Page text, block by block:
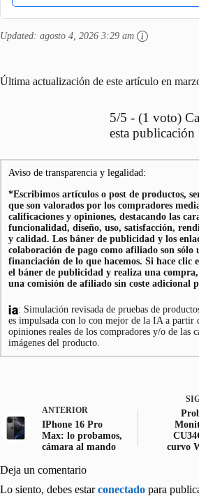
Updated: agosto 4, 2026 3:29 am
Última actualización de este artículo en
5/5 - (1 voto)
esta publicación
Aviso de transparencia y legalidad:
*Escribimos artículos o post de productos,
que son valorados por los compradores
calificaciones y opiniones, destacando las
funcionalidad, diseño, uso, satisfacción,
y calidad. Los báner de publicidad y los
colaboración de pago como afiliado son sólo
financiación de lo que hacemos. Si hace clic
el báner de publicidad y realiza una
una comisión de afiliado sin coste adicional
: Simulación revisada de pruebas de
es impulsada con lo con mejor de la IA a partir
opiniones reales de los compradores y/o de las
imágenes del producto.
ANTERIOR
IPhone 16 Pro
Max: lo probamos,
cámara al mando
curvo
Deja un comentario
Lo siento, debes estarconectado para